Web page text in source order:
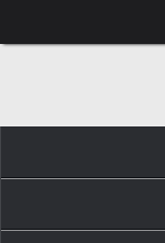
do
treści